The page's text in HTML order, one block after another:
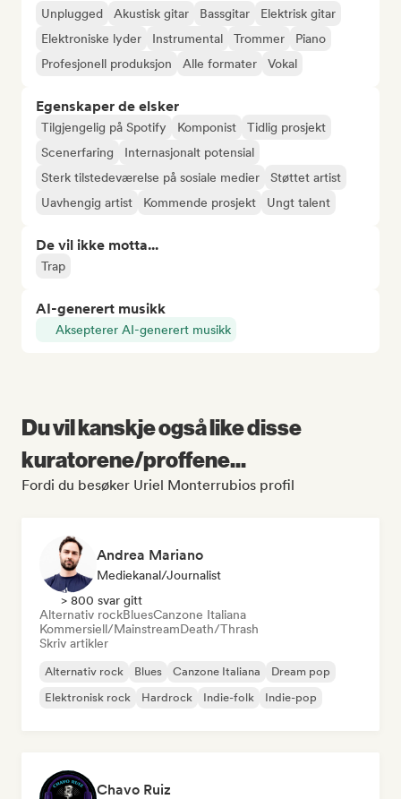
Unplugged Akustisk gitar Bassgitar
Elektrisk gitar
Elektroniske lyder
Instrumental Trommer
Piano
Profesjonell produksjon
Alle formater Vokal
Egenskaper de elsker
Tilgjengelig på Spotify Komponist
Tidlig prosjekt
Scenerfaring
Internasjonalt potensial
Sterk tilstedeværelse på sosiale medier
Støttet artist
Uavhengig artist
Kommende prosjekt Ungt talent
De vil ikke motta...
Trap
AI-generert musikk
Aksepterer AI-generert musikk
Du vil kanskje også like disse
kuratorene/proffene...
Fordi du besøker Uriel Monterrubios profil
Andrea Mariano
Mediekanal/journalist
> 800 svar gitt
Alternativ rockBluesCanzone Italiana
Kommersiell/MainstreamDeath/Thrash
Skriv artikler
Alternativ rock Blues Canzone Italiana
Dream pop
Elektronisk rock
Hardrock Indie-folk Indie-pop
Chavo Ruiz